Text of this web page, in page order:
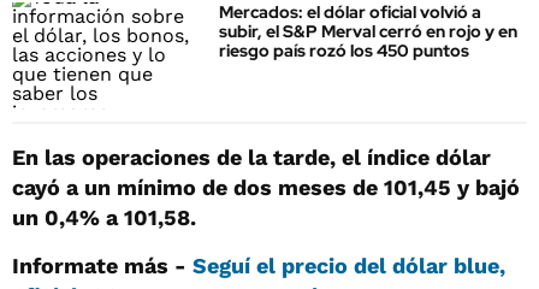
Mercados: el dólar oficial volvió a
subir, el S&P Merval cerró en rojo y en
riesgo país rozó los 450 puntos
En las operaciones de la tarde, el índice dólar
cayó a un mínimo de dos meses de 101,45 y bajó
un 0,4% a 101,58.
Informate más - Seguí el precio del dólar blue,